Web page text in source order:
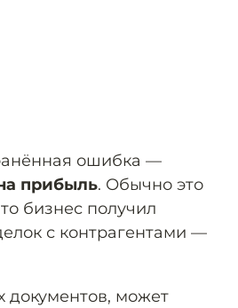
ошибка —
прибыль. Обычно это
бизнес получил
с контрагентами —
документов, может